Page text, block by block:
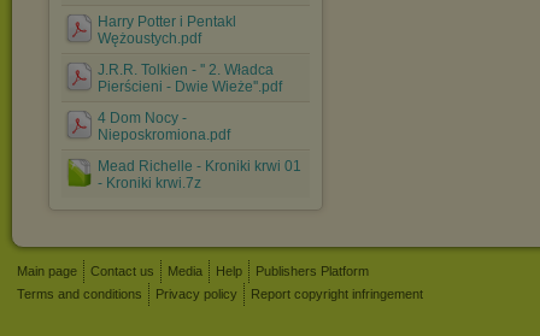
Harry Potter i Pentakl
Wężoustych.pdf
J.R.R. Tolkien - '' 2. Władca
Pierścieni - Dwie Wieże''.pdf
4 Dom Nocy -
Nieposkromiona.pdf
Mead Richelle - Kroniki krwi 01
- Kroniki krwi.7z
Main page Contact us Media Help
Publishers Platform
Terms and conditions
Privacy policy Report copyright infringement